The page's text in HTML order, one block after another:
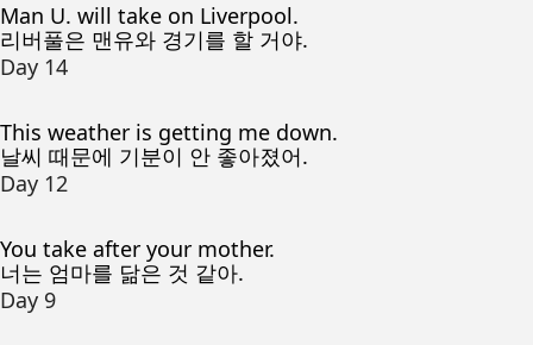
Man U. will take on Liverpool.
리버풀은 맨유와 경기를 할 거야.
Day 14
This weather is getting me down.
날씨 때문에 기분이 안 좋아졌어.
Day 12
You take after your mother.
너는 엄마를 닮은 것 같아.
Day 9